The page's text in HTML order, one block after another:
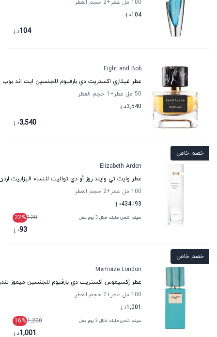
100 مل عطر
+2
حجم العطر
104د.إ.
104د.إ.
Eight and Bob
عطر غيثاري اكستريت دي بارفيوم للجنسين ايت اند بوب
50 مل عطر
+1
حجم العطر
3,540د.إ.
3,540د.إ.
خصم خاص
Elizabeth Arden
عطر وايت تي وايلد روز أو دي تواليت للنساء اليزابيث
100 مل عطر
+2
حجم العطر
93تا434د.إ.
سيتم شحن طلبك خلال 3 يوم عمل 120
22%
93د.إ.
خصم خاص
Memoize London
عطر إكسيموس اكستريت دي بارفيوم للجنسين ميموز
100 مل عطر
+2
حجم العطر
1,001د.إ.
سيتم شحن طلبك خلال 3 يوم عمل 1,200
16%
1,001د.إ.